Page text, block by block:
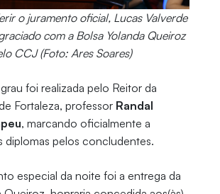
o juramento oficial, Lucas Valverde
com a Bolsa Yolanda Queiroz
CCJ (Foto: Ares Soares)
foi realizada pelo Reitor da
Fortaleza, professor Randal
, marcando oficialmente a
diplomas pelos concludentes.
especial da noite foi a entrega da